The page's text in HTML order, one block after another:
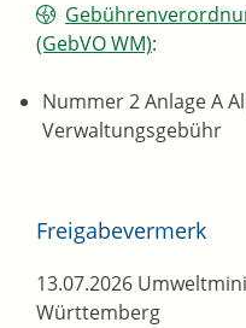
(GebVO WM):
Nummer 2 Anlage A
Verwaltungsgebühr
Freigabevermerk
13.07.2026
Württemberg